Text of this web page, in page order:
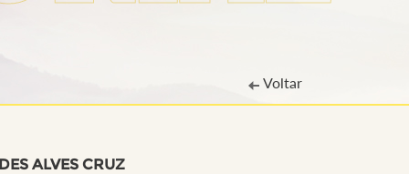
Voltar
ALVES CRUZ